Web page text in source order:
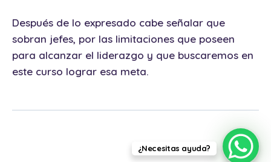
Después de lo expresado cabe señalar que
sobran jefes, por las limitaciones que poseen
para alcanzar el liderazgo y que buscaremos en
este curso lograr esa meta.
¿Necesitas ayuda?